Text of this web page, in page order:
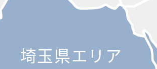
埼玉県エリア